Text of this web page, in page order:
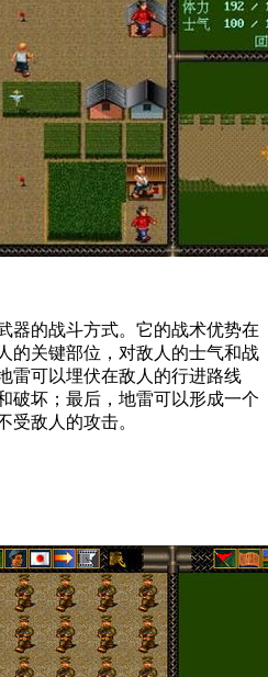
器的战斗方式。它的战术优势在
的关键部位，对敌人的士气和战
雷可以埋伏在敌人的行进路线
破坏；最后，地雷可以形成一个
受敌人的攻击。